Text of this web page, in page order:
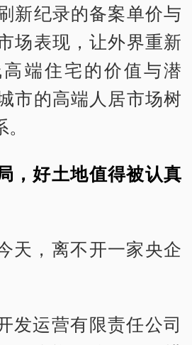
新纪录的备案单价与
场表现，让外界重新
端住宅的价值与潜
市的高端人居市场树
，好土地值得被认真
天，离不开一家央企
发运营有限责任公司